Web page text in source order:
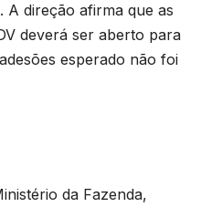
A direção afirma que as
deverá ser aberto para
esperado não foi
da Fazenda,